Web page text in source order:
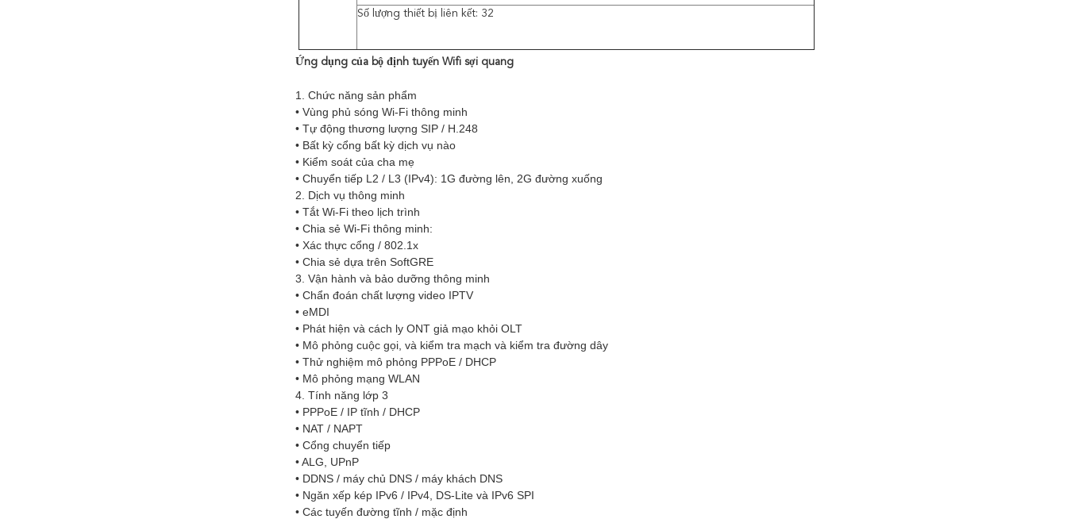
Số lượng thiết bị liên kết: 32
Ứng dụng của bộ định tuyến Wifi sợi quang
1. Chức năng sản phẩm
• Vùng phủ sóng Wi-Fi thông minh
• Tự động thương lượng SIP / H.248
• Bất kỳ cổng bất kỳ dịch vụ nào
• Kiểm soát của cha mẹ
• Chuyển tiếp L2 / L3 (IPv4): 1G đường lên, 2G đường xuống
2. Dịch vụ thông minh
• Tắt Wi-Fi theo lịch trình
• Chia sẻ Wi-Fi thông minh:
• Xác thực cổng / 802.1x
• Chia sẻ dựa trên SoftGRE
3. Vận hành và bảo dưỡng thông minh
• Chẩn đoán chất lượng video IPTV
• eMDI
• Phát hiện và cách ly ONT giả mạo khỏi OLT
• Mô phỏng cuộc gọi, và kiểm tra mạch và kiểm tra đường dây
• Thử nghiệm mô phỏng PPPoE / DHCP
• Mô phỏng mạng WLAN
4. Tính năng lớp 3
• PPPoE / IP tĩnh / DHCP
• NAT / NAPT
• Cổng chuyển tiếp
• ALG, UPnP
• DDNS / máy chủ DNS / máy khách DNS
• Ngăn xếp kép IPv6 / IPv4, DS-Lite và IPv6 SPI
• Các tuyến đường tĩnh / mặc định